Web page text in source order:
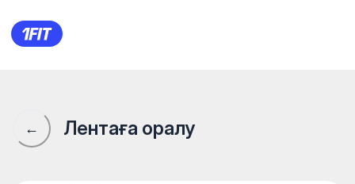
Каждый день начинается с
← Лентаға оралу